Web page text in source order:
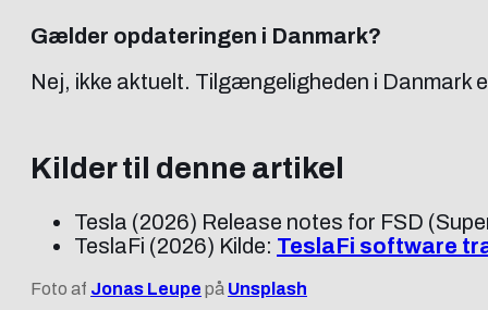
Gælder opdateringen i Danmark?
Nej, ikke aktuelt. Tilgængeligheden i Danmark
Kilder til denne artikel
Tesla (2026) Release notes for FSD
TeslaFi (2026) Kilde: TeslaFi software
Foto af Jonas Leupe på Unsplash